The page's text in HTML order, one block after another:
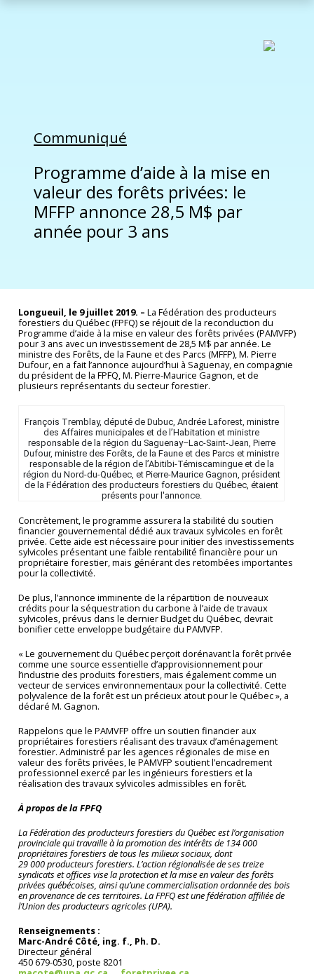
Communiqué
Programme d’aide à la mise en
valeur des forêts privées: le
MFFP annonce 28,5 M$ par
année pour 3 ans
Longueuil, le 9 juillet 2019. – La Fédération des producteurs
forestiers du Québec (FPFQ) se réjouit de la reconduction du
Programme d’aide à la mise en valeur des forêts privées (PAMVFP)
pour 3 ans avec un investissement de 28,5 M$ par année. Le
ministre des Forêts, de la Faune et des Parcs (MFFP), M. Pierre
Dufour, en a fait l’annonce aujourd’hui à Saguenay, en compagnie
du président de la FPFQ, M. Pierre-Maurice Gagnon, et de
plusieurs représentants du secteur forestier.
François Tremblay, député de Dubuc, Andrée Laforest, ministre
des Affaires municipales et de l’Habitation et ministre
responsable de la région du Saguenay–Lac-Saint-Jean, Pierre
Dufour, ministre des Forêts, de la Faune et des Parcs et ministre
responsable de la région de l’Abitibi-Témiscamingue et de la
région du Nord-du-Québec, et Pierre-Maurice Gagnon, président
de la Fédération des producteurs forestiers du Québec, étaient
présents pour l'annonce.
Concrètement, le programme assurera la stabilité du soutien
financier gouvernemental dédié aux travaux sylvicoles en forêt
privée. Cette aide est nécessaire pour initier des investissements
sylvicoles présentant une faible rentabilité financière pour un
propriétaire forestier, mais générant des retombées importantes
pour la collectivité.
De plus, l’annonce imminente de la répartition de nouveaux
crédits pour la séquestration du carbone à l’aide de travaux
sylvicoles, prévus dans le dernier Budget du Québec, devrait
bonifier cette enveloppe budgétaire du PAMVFP.
« Le gouvernement du Québec perçoit dorénavant la forêt privée
comme une source essentielle d’approvisionnement pour
l’industrie des produits forestiers, mais également comme un
vecteur de services environnementaux pour la collectivité. Cette
polyvalence de la forêt est un précieux atout pour le Québec », a
déclaré M. Gagnon.
Rappelons que le PAMVFP offre un soutien financier aux
propriétaires forestiers réalisant des travaux d’aménagement
forestier. Administré par les agences régionales de mise en
valeur des forêts privées, le PAMVFP soutient l’encadrement
professionnel exercé par les ingénieurs forestiers et la
réalisation des travaux sylvicoles admissibles en forêt.
À propos de la FPFQ
La Fédération des producteurs forestiers du Québec est l’organisation
provinciale qui travaille à la promotion des intérêts de 134 000
propriétaires forestiers de tous les milieux sociaux, dont
29 000 producteurs forestiers. L’action régionalisée de ses treize
syndicats et offices vise la protection et la mise en valeur des forêts
privées québécoises, ainsi qu’une commercialisation ordonnée des bois
en provenance de ces territoires. La FPFQ est une fédération affiliée de
l’Union des producteurs agricoles (UPA).
Renseignements :
Marc-André Côté, ing. f., Ph. D.
Directeur général
450 679-0530, poste 8201